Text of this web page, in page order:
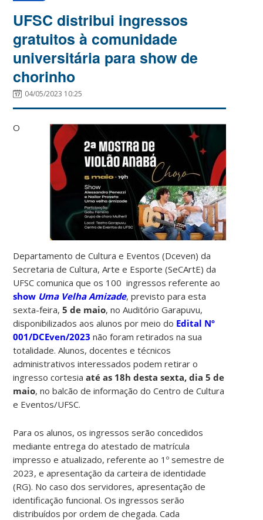
UFSC distribui ingressos
gratuitos à comunidade
universitária para show de
chorinho
04/05/2023 10:25
O
Departamento de Cultura e Eventos (Dceven) da
Secretaria de Cultura, Arte e Esporte (SeCArtE) da
UFSC comunica que os 100 ingressos referente ao
show Uma Velha Amizade, previsto para esta
sexta-feira, 5 de maio, no Auditório Garapuvu,
disponibilizados aos alunos por meio do Edital Nº
001/DCEven/2023 não foram retirados na sua
totalidade. Alunos, docentes e técnicos
administrativos interessados podem retirar o
ingresso cortesiaaté as 18h desta sexta, dia5 de
maio, no balcão de informação do Centro de Cultura
e Eventos/UFSC.
Para os alunos, os ingressos serão concedidos
mediante entrega do atestado de matrícula
impresso e atualizado, referente ao 1º semestre de
2023, e apresentação da carteira de identidade
(RG). No caso dos servidores, apresentação de
identificação funcional. Os ingressos serão
distribuídos por ordem de chegada. Cada